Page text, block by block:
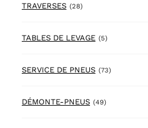
TRAVERSES (28)28 products
TABLES DE LEVAGE (5)5 products
SERVICE DE PNEUS (73)73 products
DÉMONTE-PNEUS (49)49 products